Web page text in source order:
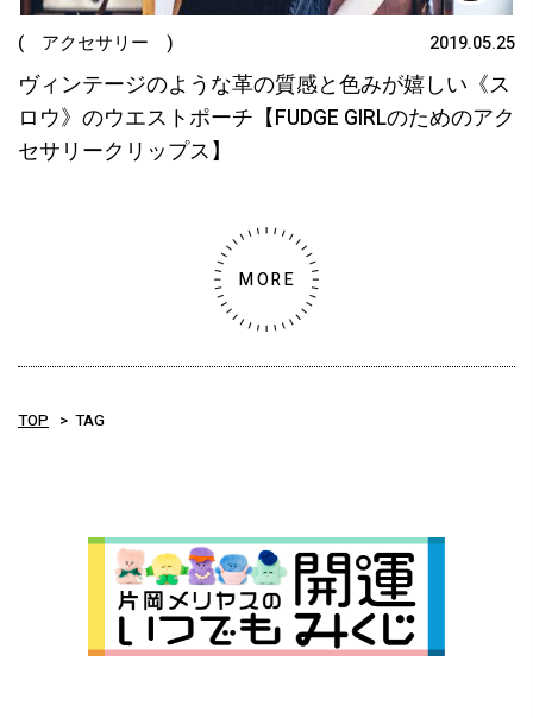
( アクセサリー ) 2019.05.25
ヴィンテージのような革の質感と色みが嬉しい《ス
ロウ》のウエストポーチ【FUDGE GIRLのためのアク
セサリークリップス】
MORE
TOP TAG